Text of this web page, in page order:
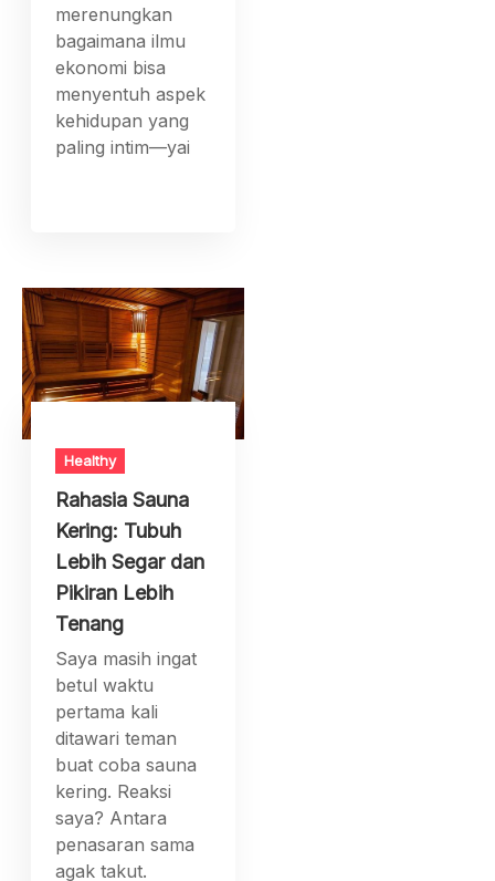
merenungkan
bagaimana ilmu
ekonomi bisa
menyentuh aspek
kehidupan yang
paling intim—yai
Healthy
Rahasia Sauna
Kering: Tubuh
Lebih Segar dan
Pikiran Lebih
Tenang
Saya masih ingat
betul waktu
pertama kali
ditawari teman
buat coba sauna
kering. Reaksi
saya? Antara
penasaran sama
agak takut.